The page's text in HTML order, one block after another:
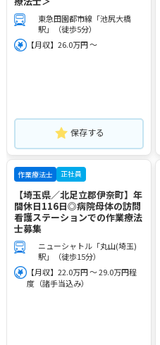
東急田園都市線「池尻大橋
駅」（徒歩5分）
【月収】26.0万円 ～
保存する
作業療法士 正社員
【埼玉県／北足立郡伊奈町】年
間休日116日◎病院母体の訪問
看護ステーションでの作業療法
士募集
ニューシャトル「丸山(埼玉)
駅」（徒歩15分）
【月収】22.0万円 ～ 29.0万円程
度（諸手当込み）